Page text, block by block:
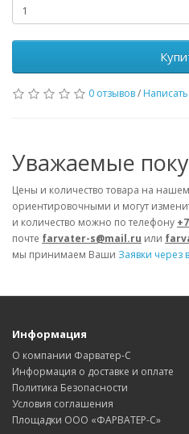
0 отзывов/
Уважаемые
Цены и количество товара на
ориентировочными и могут
и количество можно по телефону
почте farvater-s@mail.ru или
мы принимаем Ваши Заявки через
Информация
О компании Фарватер-С
Информация о доставке и оплате
Политика Безопасности
Условия соглашения
Площадки ООО «ФАРВАТЕР-С»